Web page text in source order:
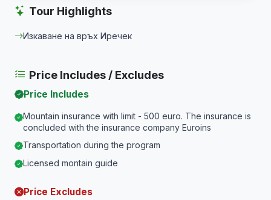
Tour Highlights
Изкаване на връх Иречек
Price Includes / Excludes
Price Includes
Mountain insurance with limit - 500 euro. The insurance is
concluded with the insurance company Euroins
Transportation during the program
Licensed montain guide
Price Excludes